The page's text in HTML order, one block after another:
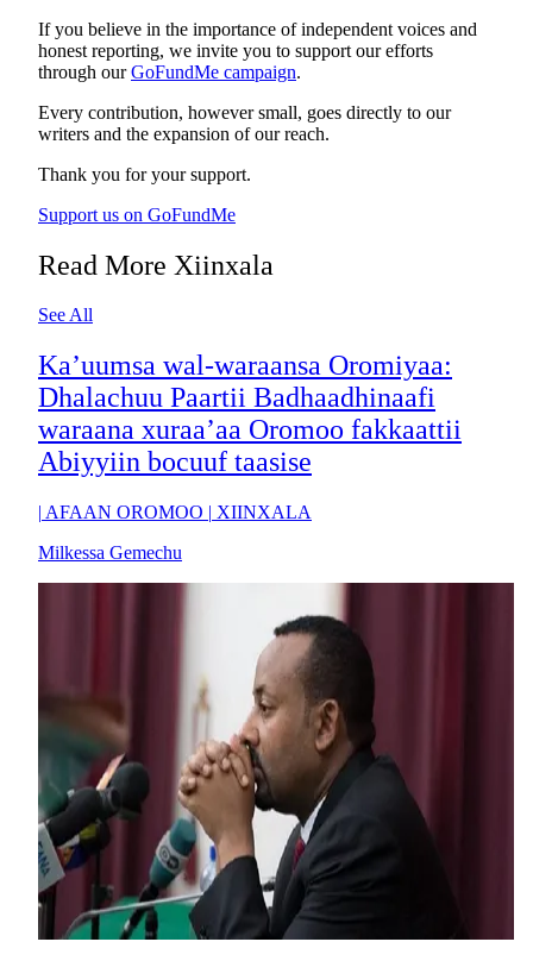
If you believe in the importance of independent voices and
honest reporting, we invite you to support our efforts
through ourGoFundMe campaign.
Every contribution, however small, goes directly to our
writers and the expansion of our reach.
Thank you for your support.
Support us on GoFundMe
Read More Xiinxala
See All
Ka’uumsa wal-waraansa Oromiyaa:
Dhalachuu Paartii Badhaadhinaafi
waraana xuraa’aa Oromoo fakkaattii
Abiyyiin bocuuf taasise
| AFAAN OROMOO | XIINXALA
Milkessa Gemechu